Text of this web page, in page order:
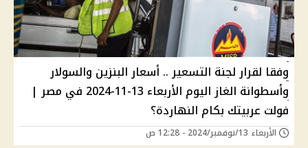
وفقا لقرار لجنة التسعير .. أسعار البنزين والسولار
وأسطوانة الغاز اليوم الأربعاء 13-11-2024 في مصر |
فولت عربيتك بكام النهاردة؟
الأربعاء 13/نوفمبر/2024 - 12:28 ص